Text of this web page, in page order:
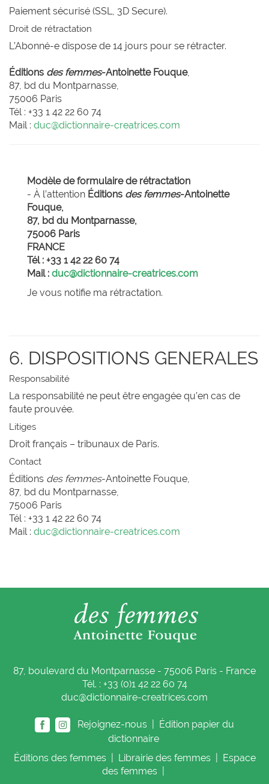
Paiement sécurisé (SSL, 3D Secure).
Droit de rétractation
L’Abonné-e dispose de 14 jours pour se rétracter.
Éditions des femmes-Antoinette Fouque,
87, bd du Montparnasse,
75006 Paris
Tél : +33 1 42 22 60 74
Mail : duc@dictionnaire-creatrices.com
Modèle de formulaire de rétractation
- À l’attention Éditions des femmes-Antoinette
Fouque,
87, bd du Montparnasse,
75006 Paris
FRANCE
Tél : +33 1 42 22 60 74
Mail : duc@dictionnaire-creatrices.com
Je vous notifie ma rétractation.
6. DISPOSITIONS GENERALES
Responsabilité
La responsabilité ne peut être engagée qu’en cas de
faute prouvée.
Litiges
Droit français – tribunaux de Paris.
Contact
Éditions des femmes-Antoinette Fouque,
87, bd du Montparnasse,
75006 Paris
Tél : +33 1 42 22 60 74
Mail : duc@dictionnaire-creatrices.com
87, boulevard du Montparnasse - 75006 Paris - France
Tél. : +33 (0)1 42 22 60 74
duc@dictionnaire-creatrices.com
Rejoignez-nous |
Édition papier du
dictionnaire
Éditions des femmes Librairie des femmes
Espace
des femmes